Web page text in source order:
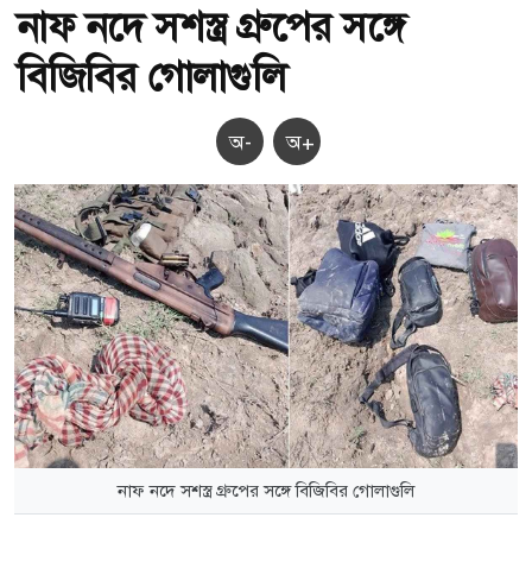
নাফ নদে সশস্ত্র গ্রুপের সঙ্গে
বিজিবির গোলাগুলি
অ- অ+
নাফ নদে সশস্ত্র গ্রুপের সঙ্গে বিজিবির গোলাগুলি